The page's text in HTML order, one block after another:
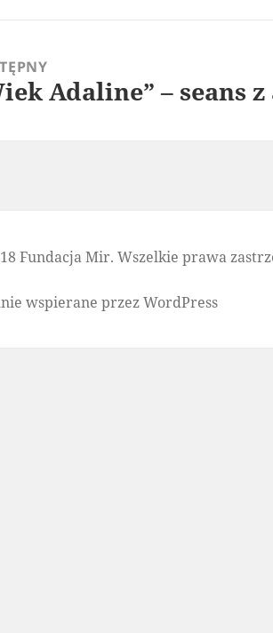
Adaline” – seans
Fundacja Mir. Wszelkie prawa
wspierane przez WordPress